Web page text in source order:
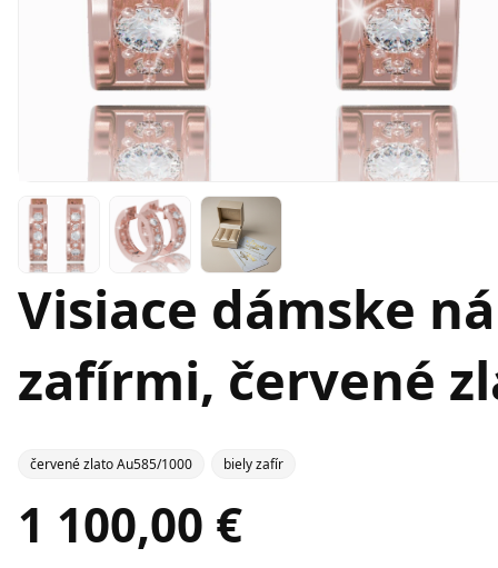
Visiace dámske
zafírmi, červené
červené zlato Au585/1000 biely zafír
1 100,00 €